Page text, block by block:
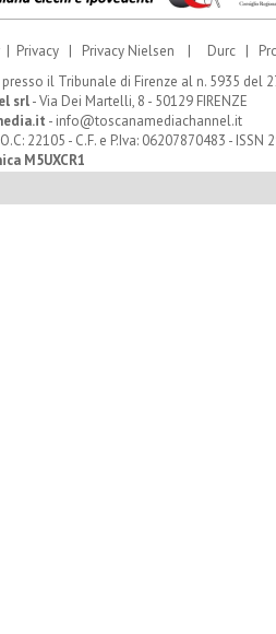
| Privacy | Privacy Nielsen | Durc |
il Tribunale di Firenze al n. 5935 del
srl- Via Dei Martelli, 8 - 50129 FIRENZE
- info@toscanamediachannel.it
22105 - C.F. e P.Iva: 06207870483 - ISSN
M5UXCR1